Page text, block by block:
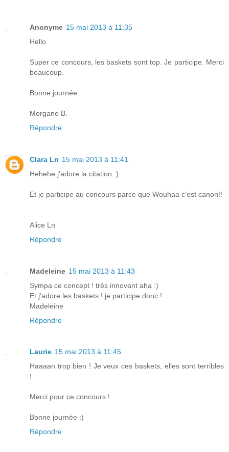
Anonyme 15 mai 2013 à 11:35
Hello
Super ce concours, les baskets sont top. Je participe. Merci
beaucoup.
Bonne journée
Morgane B.
Répondre
Clara Ln 15 mai 2013 à 11:41
Hehehe j'adore la citation :)
Et je participe au concours parce que Wouhaa c'est canon!!
Alice Ln
Répondre
Madeleine 15 mai 2013 à 11:43
Sympa ce concept ! très innovant aha :)
Et j'adore les baskets ! je participe donc !
Madeleine
Répondre
Laurie 15 mai 2013 à 11:45
Haaaan trop bien ! Je veux ces baskets, elles sont terribles
!
Merci pour ce concours !
Bonne journée :)
Répondre